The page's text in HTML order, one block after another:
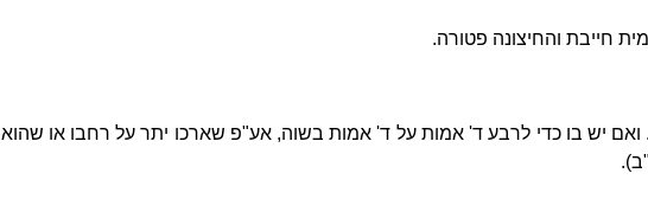
חייבת והחיצונה פטורה.
יש בו כדי לרבע ד' אמות על ד' אמות בשוה, אע"פ שארכו יתר על רחבו או שהוא